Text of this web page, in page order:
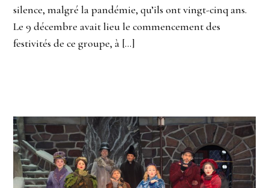
silence, malgré la pandémie, qu’ils ont vingt-cinq ans.
Le 9 décembre avait lieu le commencement des
festivités de ce groupe, à […]